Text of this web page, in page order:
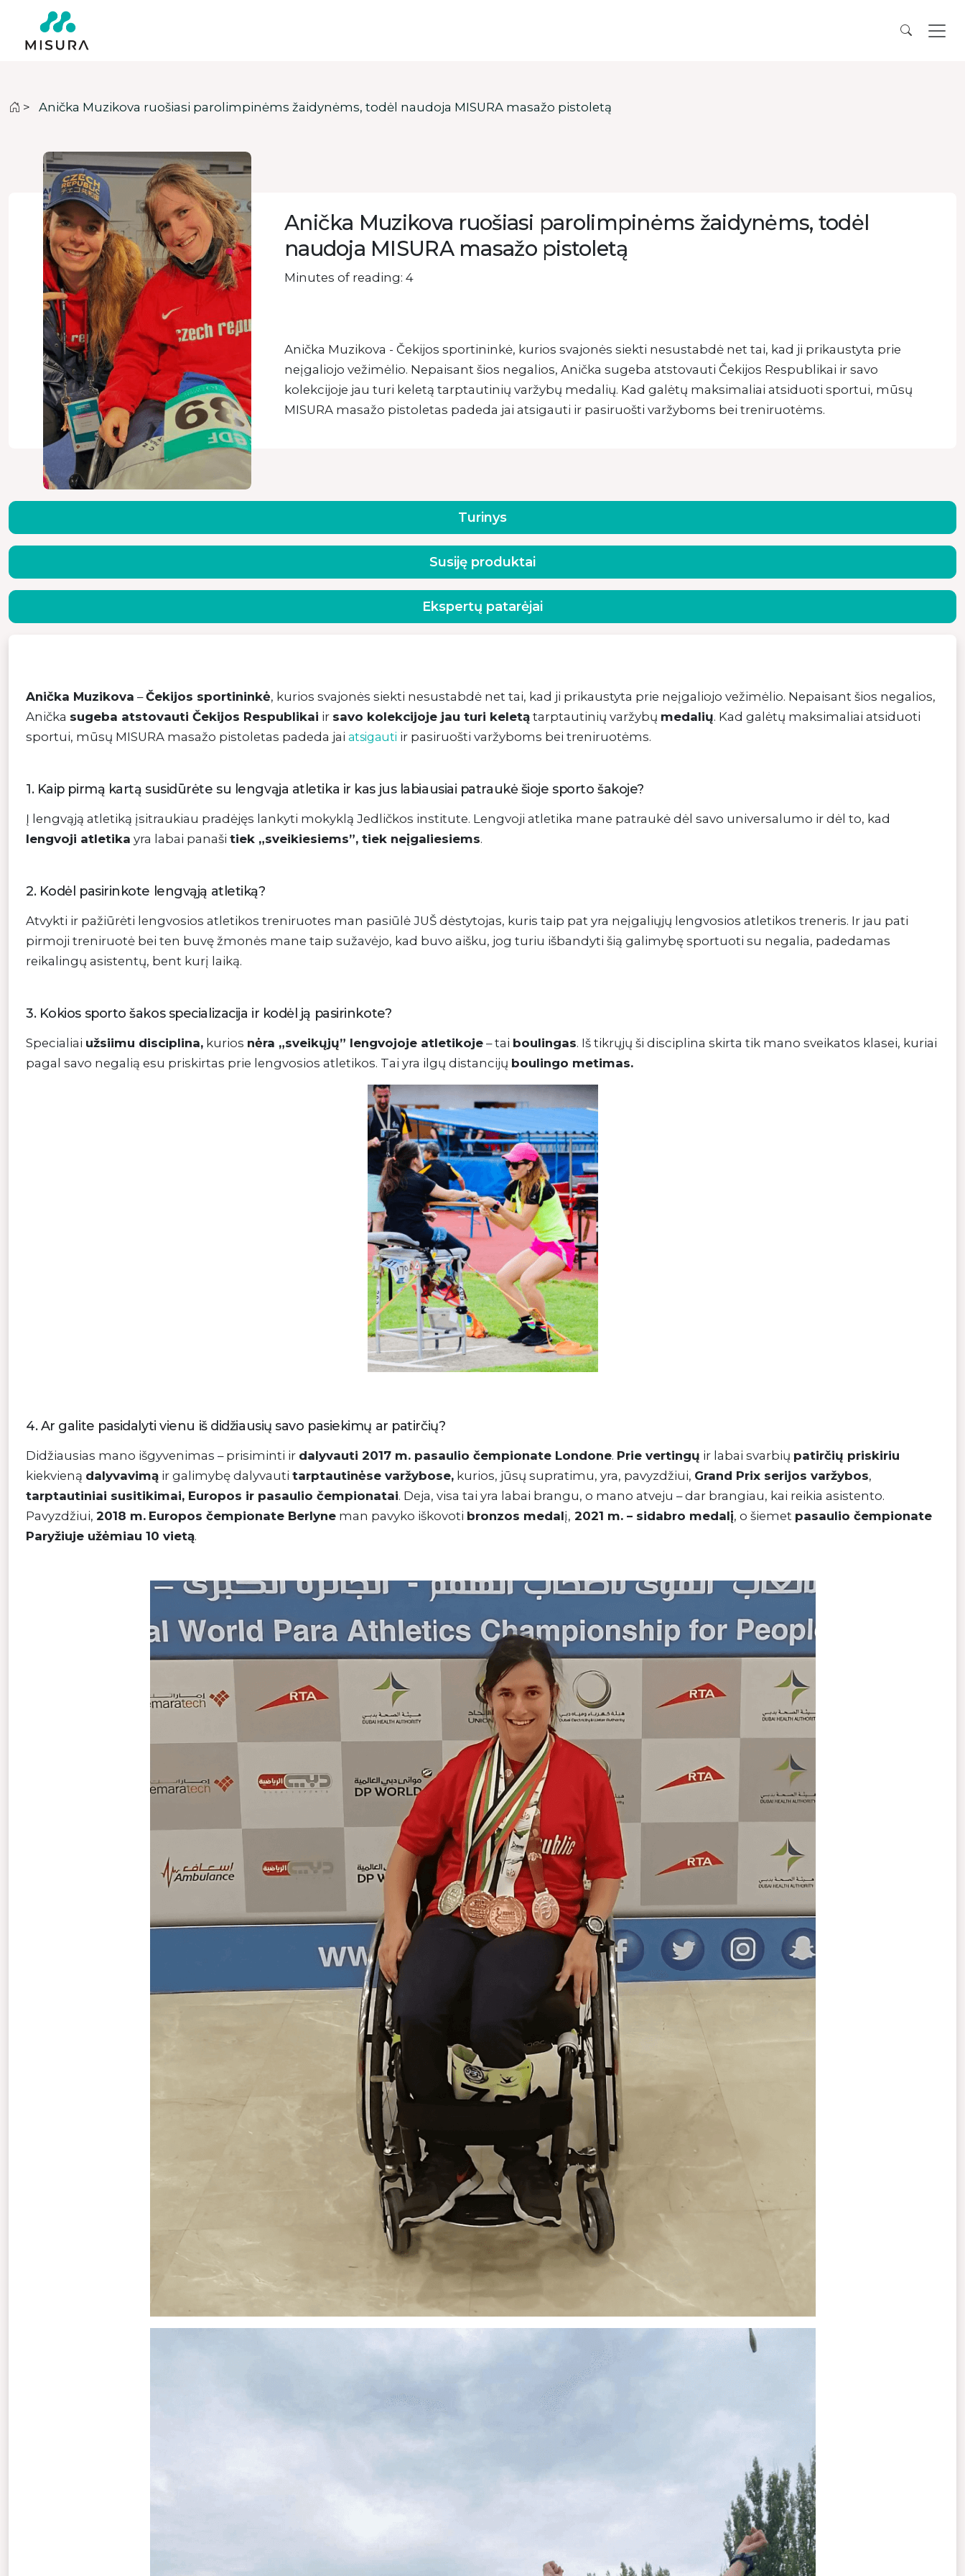
> Anička Muzikova ruošiasi parolimpinėms žaidynėms, todėl naudoja MISURA masažo pistoletą
Anička Muzikova ruošiasi parolimpinėms žaidynėms, todėl
naudoja MISURA masažo pistoletą
Minutes of reading: 4
Anička Muzikova - Čekijos sportininkė, kurios svajonės siekti nesustabdė net tai, kad ji prikaustyta prie
neįgaliojo vežimėlio. Nepaisant šios negalios, Anička sugeba atstovauti Čekijos Respublikai ir savo
kolekcijoje jau turi keletą tarptautinių varžybų medalių. Kad galėtų maksimaliai atsiduoti sportui, mūsų
MISURA masažo pistoletas padeda jai atsigauti ir pasiruošti varžyboms bei treniruotėms.
Anička Muzikova –Čekijos sportininkė, kurios svajonės siekti nesustabdė net tai, kad ji prikaustyta prie neįgaliojo vežimėlio. Nepaisant šios negalios,
Anička sugeba atstovauti Čekijos Respublikai ir savo kolekcijoje jau turi keletą tarptautinių varžybų medalių. Kad galėtų maksimaliai atsiduoti
sportui, mūsų MISURA masažo pistoletas padeda jai atsigauti ir pasiruošti varžyboms bei treniruotėms.
1. Kaip pirmą kartą susidūrėte su lengvąja atletika ir kas jus labiausiai patraukė šioje sporto šakoje?
Į lengvąją atletiką įsitraukiau pradėjęs lankyti mokyklą Jedličkos institute. Lengvoji atletika mane patraukė dėl savo universalumo ir dėl to, kad
lengvoji atletika yra labai panaši tiek „sveikiesiems”, tiek neįgaliesiems.
2. Kodėl pasirinkote lengvąją atletiką?
Atvykti ir pažiūrėti lengvosios atletikos treniruotes man pasiūlė JUŠ dėstytojas, kuris taip pat yra neįgaliųjų lengvosios atletikos treneris. Ir jau pati
pirmoji treniruotė bei ten buvę žmonės mane taip sužavėjo, kad buvo aišku, jog turiu išbandyti šią galimybę sportuoti su negalia, padedamas
reikalingų asistentų, bent kurį laiką.
3. Kokios sporto šakos specializacija ir kodėl ją pasirinkote?
Specialiai užsiimu disciplina, kurios nėra „sveikųjų” lengvojoje atletikoje – tai boulingas. Iš tikrųjų ši disciplina skirta tik mano sveikatos klasei, kuriai
pagal savo negalią esu priskirtas prie lengvosios atletikos. Tai yra ilgų distancijų boulingo metimas.
4. Ar galite pasidalyti vienu iš didžiausių savo pasiekimų ar patirčių?
Didžiausias mano išgyvenimas – prisiminti ir dalyvauti 2017 m. pasaulio čempionate Londone. Prie vertingų ir labai svarbių patirčių priskiriu
kiekvieną dalyvavimą ir galimybę dalyvauti tarptautinėse varžybose, kurios, jūsų supratimu, yra, pavyzdžiui, Grand Prix serijos varžybos,
tarptautiniai susitikimai, Europos ir pasaulio čempionatai. Deja, visa tai yra labai brangu, o mano atveju – dar brangiau, kai reikia asistento.
Pavyzdžiui, 2018 m. Europos čempionate Berlyne man pavyko iškovoti bronzos medalį, 2021 m. – sidabro medalį, o šiemet pasaulio čempionate
Paryžiuje užėmiau 10 vietą.
Turinys
Susiję produktai
Ekspertų patarėjai